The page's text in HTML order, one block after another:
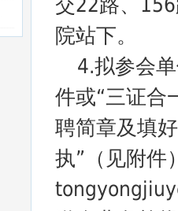
交22路、
院站下。
4.拟参会
件或“三证合
聘简章及填
执”（见附件